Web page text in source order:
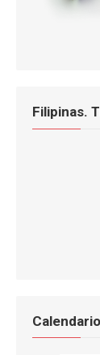
Filipinas.